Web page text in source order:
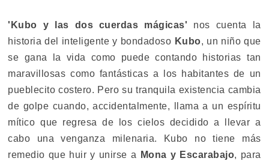
'Kubo y las dos cuerdas mágicas' nos cuenta la
historia del inteligente y bondadoso Kubo, un niño que
se gana la vida como puede contando historias tan
maravillosas como fantásticas a los habitantes de un
pueblecito costero. Pero su tranquila existencia cambia
de golpe cuando, accidentalmente, llama a un espíritu
mítico que regresa de los cielos decidido a llevar a
cabo una venganza milenaria. Kubo no tiene más
remedio que huir y unirse a
Mona y Escarabajo, para